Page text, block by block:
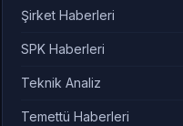
Şirket Haberleri
SPK Haberleri
Teknik Analiz
Temettü Haberleri